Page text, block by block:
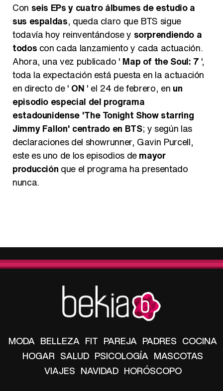
Con seis EPs y cuatro álbumes de estudio a
sus espaldas, queda claro que BTS sigue
todavía hoy reinventándose y sorprendiendo a
todos con cada lanzamiento y cada actuación.
Ahora, una vez publicado ' Map of the Soul: 7 ',
toda la expectación está puesta en la actuación
en directo de ' ON ' el 24 de febrero, en un
episodio especial del programa
estadounidense 'The Tonight Show starring
Jimmy Fallon' centrado en BTS; y según las
declaraciones del showrunner, Gavin Purcell,
este es uno de los episodios demayor
producción que el programa ha presentado
nunca.
MODA BELLEZA FIT PAREJA PADRES COCINA
HOGAR SALUD PSICOLOGÍA MASCOTAS
VIAJES NAVIDAD HORÓSCOPO